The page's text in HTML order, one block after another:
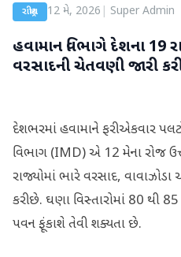
રાષ્ટ્રીય 12 મે, 2026 Super Admin
હવામાન વિભાગે દેશના 19
વરસાદની ચેતવણી જારી
દેશભરમાં હવામાને ફરી એકવાર
વિભાગ (IMD) એ 12 મેના રોજ
રાજ્યોમાં ભારે વરસાદ,
કરી છે. ઘણા વિસ્તારોમાં 80 થી 85
પવન ફૂંકાશે તેવી શક્યતા છે.